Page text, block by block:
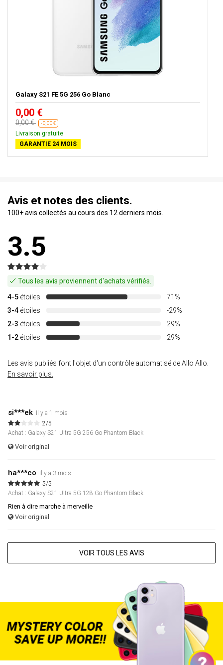
Galaxy S21 FE 5G 256 Go Blanc
0,00 €
0,00 € -0,00 €
Livraison gratuite
GARANTIE 24 MOIS
Avis et notes des clients.
100+ avis collectés au cours des 12 derniers mois.
3.5
Tous les avis proviennent d'achats vérifiés.
4-5 étoiles
71%
3-4 étoiles
-29%
2-3 étoiles
29%
1-2 étoiles 29%
Les avis publiés font l'objet d'un contrôle automatisé de Allo Allo.
En savoir plus.
si***ek Il y a 1 mois
2/5
Achat : Galaxy S21 Ultra 5G 256 Go Phantom Black
Voir original
ha***co Il y a 3 mois
5/5
Achat : Galaxy S21 Ultra 5G 128 Go Phantom Black
Rien à dire marche à merveille
Voir original
VOIR TOUS LES AVIS